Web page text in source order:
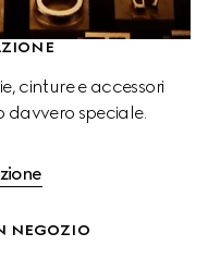
cinture e accessori
davvero speciale.
NEGOZIO